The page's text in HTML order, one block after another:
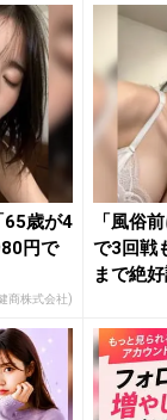
65歳が4
円で
商株式会社)
「風俗
で3回戦
まで絶好